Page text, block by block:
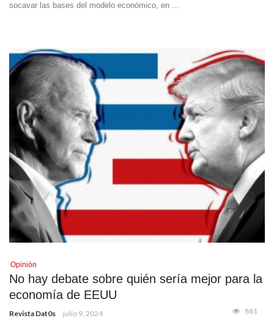
socavar las bases del modelo económico, en ...
Opinión
No hay debate sobre quién sería mejor para la
economía de EEUU
Revista Dat0s julio 9, 2024 881